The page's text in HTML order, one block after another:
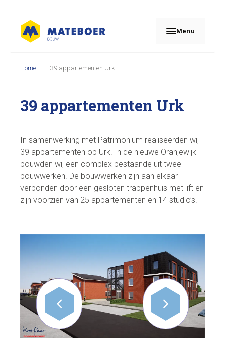
Menu
Home 39 appartementen Urk
39 appartementen Urk
In samenwerking met Patrimonium realiseerden wij
39 appartementen op Urk. In de nieuwe Oranjewijk
bouwden wij een complex bestaande uit twee
bouwwerken. De bouwwerken zijn aan elkaar
verbonden door een gesloten trappenhuis met lift en
zijn voorzien van 25 appartementen en 14 studio’s.